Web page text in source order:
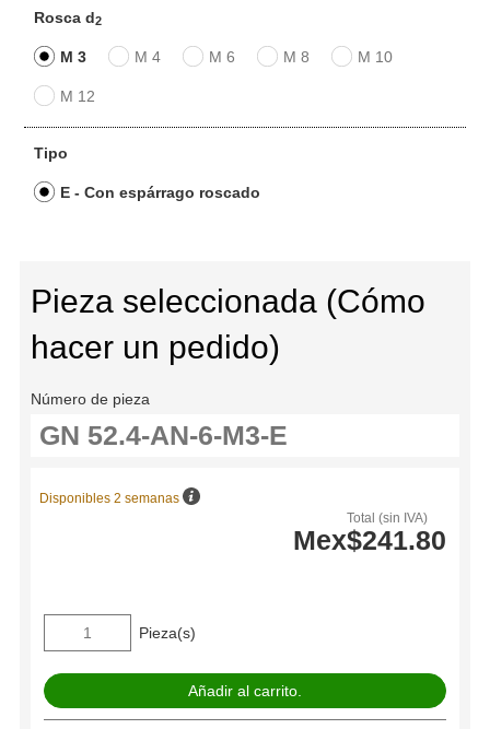
Rosca d2
M 3 M 4 M 6 M 8 M 10
M 12
Tipo
E - Con espárrago roscado
Pieza seleccionada (Cómo
hacer un pedido)
Número de pieza
Total (sin IVA)
Mex$241.80
Disponibles 2 semanas
Pieza(s)